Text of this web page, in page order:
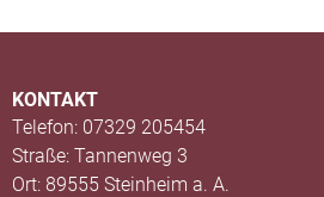
KONTAKT
Telefon: 07329 205454
Straße: Tannenweg 3
Ort: 89555 Steinheim a. A.